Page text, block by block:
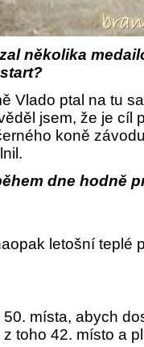
několika
Vlado ptal na tu
jsem, že je cíl
koně
dne hodně
letošní teplé
místa, abych
toho 42. místo a